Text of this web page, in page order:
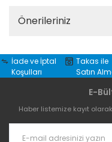
Önerileriniz
İade ve İptal
Koşulları
Takas ile
Satın
E-
Haber listemize kayıt